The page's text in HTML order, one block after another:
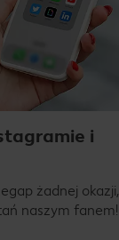
i
żadnej okazji,
naszym fanem!